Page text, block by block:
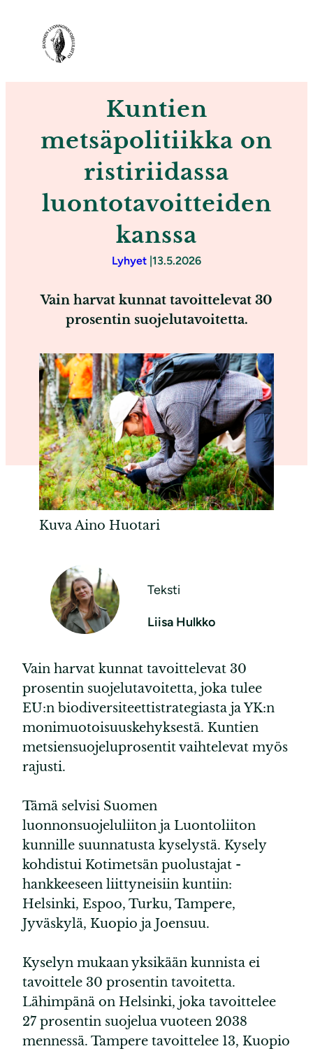
Kuntien
metsäpolitiikka on
ristiriidassa
luontotavoitteiden
kanssa
Lyhyet 13.5.2026
Vain harvat kunnat tavoittelevat 30
prosentin suojelutavoitetta.
Kuva Aino Huotari
Teksti
Liisa Hulkko
Vain harvat kunnat tavoittelevat 30
prosentin suojelutavoitetta, joka tulee
EU:n biodiversiteettistrategiasta ja YK:n
monimuotoisuuskehyksestä. Kuntien
metsiensuojeluprosentit vaihtelevat myös
rajusti.
Tämä selvisi Suomen
luonnonsuojeluliiton ja Luontoliiton
kunnille suunnatusta kyselystä. Kysely
kohdistui Kotimetsän puolustajat -
hankkeeseen liittyneisiin kuntiin:
Helsinki, Espoo, Turku, Tampere,
Jyväskylä, Kuopio ja Joensuu.
Kyselyn mukaan yksikään kunnista ei
tavoittele 30 prosentin tavoitetta.
Lähimpänä on Helsinki, joka tavoittelee
27 prosentin suojelua vuoteen 2038
mennessä. Tampere tavoittelee 13, Kuopio